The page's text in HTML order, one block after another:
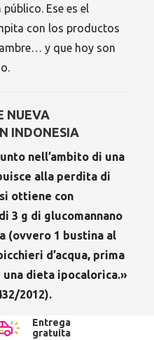
Ese es el
con los productos
y que hoy son
NUEVA
INDONESIA
nell’ambito di una
alla perdita di
ottiene con
3 g di glucomannano
(ovvero 1 bustina al
d’acqua, prima
dieta ipocalorica.»
2012).
Entrega
gratuita